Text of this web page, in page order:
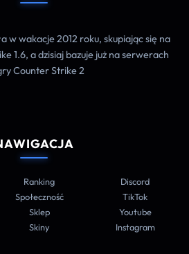
w wakacje 2012 roku, skupiając się na
1.6, a dzisiaj bazuje już na serwerach
Counter Strike 2
Ranking
Społeczność
Sklep
Skiny
Discord
TikTok
Youtube
Instagram